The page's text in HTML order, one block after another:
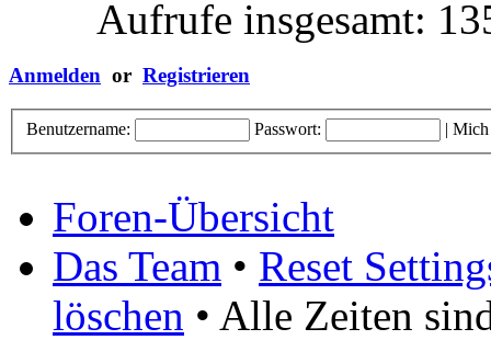
Aufrufe insgesamt:
Anmelden or Registrieren
Benutzername: Passwort: | Mich
Foren-Übersicht
Das Team • Reset
löschen • Alle Zeiten